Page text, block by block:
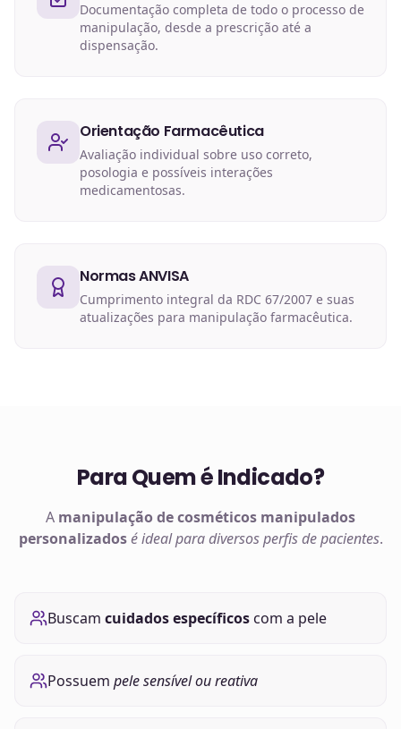
Documentação completa de todo o processo de
manipulação, desde a prescrição até a
dispensação.
Orientação Farmacêutica
Avaliação individual sobre uso correto,
posologia e possíveis interações
medicamentosas.
Normas ANVISA
Cumprimento integral da RDC 67/2007 e suas
atualizações para manipulação farmacêutica.
Para Quem é Indicado?
A manipulação decosméticos manipulados
personalizados é ideal para diversos perfis de pacientes.
Buscam cuidados específicoscom a pele
Possuem pele sensível ou reativa